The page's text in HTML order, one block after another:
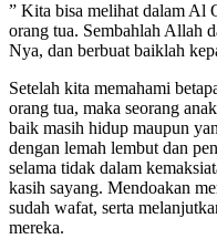
” Kita bisa melihat dalam Al
orang tua. Sembahlah Allah
Nya, dan berbuat baiklah
Setelah kita memahami
orang tua, maka seorang
baik masih hidup maupun
dengan lemah lembut dan
selama tidak dalam
kasih sayang. Mendoakan
sudah wafat, serta
mereka.